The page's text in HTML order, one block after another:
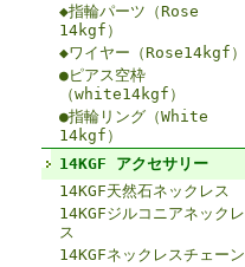
◆指輪パーツ（Rose
14kgf）
◆ワイヤー（Rose14kgf）
●ピアス空枠
（white14kgf）
●指輪リング（White
14kgf）
14KGF アクセサリー
14KGF天然石ネックレス
14KGFジルコニアネックレ
ス
14KGFネックレスチェーン